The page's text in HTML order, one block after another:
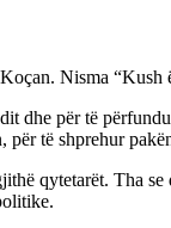
Nisma
dhe për të
të shprehur
qytetarët. Tha